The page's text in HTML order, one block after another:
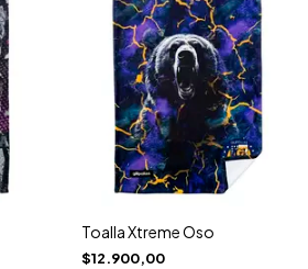
Toalla Xtreme Oso
$12.900,00